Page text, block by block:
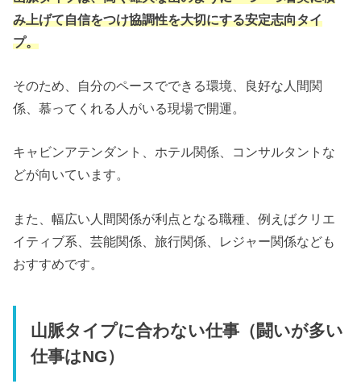
み上げて自信をつけ協調性を大切にする安定志向タイ
プ。
そのため、 自分のペースでできる環境、良好な人間関
係、慕ってくれる人がいる現場で開運。
キャビンアテンダント、ホテル関係、コンサルタントな
どが向いています。
また、幅広い人間関係が利点となる職種、例えばクリエ
イティブ系、芸能関係、旅行関係、レジャー関係なども
おすすめです。
山脈タイプに合わない仕事（闘いが多い
仕事はNG）